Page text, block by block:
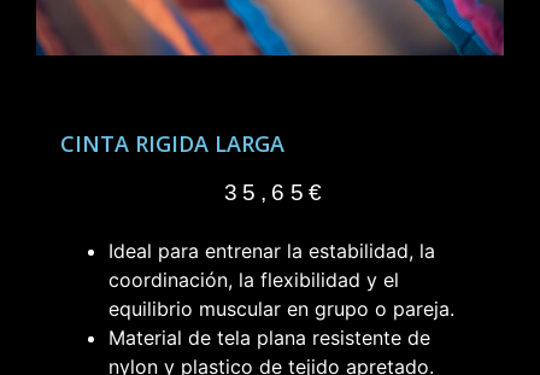
CINTA RIGIDA LARGA
35,65 €
Ideal para entrenar la estabilidad, la
coordinación, la flexibilidad y el
equilibrio muscular en grupo o pareja.
Material de tela plana resistente de
nylon y plastico de tejido apretado.